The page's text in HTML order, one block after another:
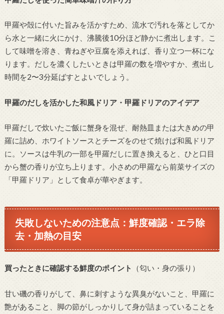
甲羅や殻に付いた旨みを活かすため、流水で汚れを落としてか
ら水と一緒に火にかけ、沸騰後10分ほど静かに煮出します。こ
して味噌を溶き、青ねぎや豆腐を添えれば、香り立つ一杯にな
ります。だしを濃くしたいときは甲羅の数を増やすか、煮出し
時間を2〜3分延ばすとよいでしょう。
甲羅のだしを活かした和風ドリア・甲羅ドリアのアイデア
甲羅だしで炊いたご飯に蟹身を混ぜ、耐熱皿または大きめの甲
羅に詰め、ホワイトソースとチーズをのせて焼けば和風ドリア
に。ソースは牛乳の一部を甲羅だしに置き換えると、ひと口目
から蟹の香りが立ち上ります。小さめの甲羅なら前菜サイズの
「甲羅ドリア」として食卓が華やぎます。
失敗しないための注意点：鮮度確認・エラ除
去・加熱の目安
買ったときに確認する鮮度のポイント （匂い・身の張り）
甘い磯の香りがして、鼻に刺すような異臭がないこと、甲羅に
艶があること、脚の節がしっかりして身が詰まっていることを